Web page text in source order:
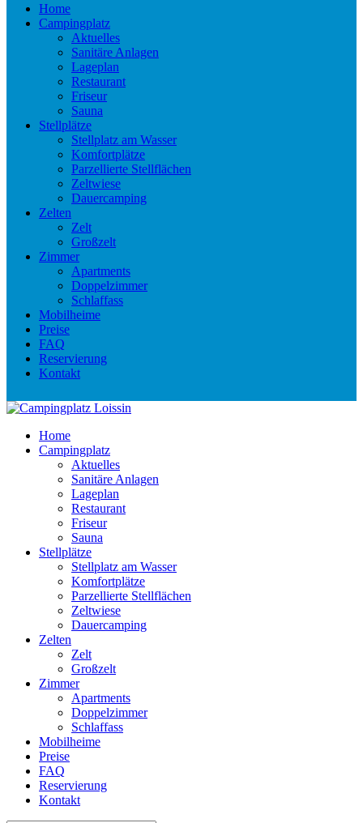
Home
Campingplatz
Aktuelles
Sanitäre Anlagen
Lageplan
Restaurant
Friseur
Sauna
Stellplätze
Stellplatz am Wasser
Komfortplätze
Parzellierte Stellflächen
Zeltwiese
Dauercamping
Zelten
Zelt
Großzelt
Zimmer
Apartments
Doppelzimmer
Schlaffass
Mobilheime
Preise
FAQ
Reservierung
Kontakt
Home
Campingplatz
Aktuelles
Sanitäre Anlagen
Lageplan
Restaurant
Friseur
Sauna
Stellplätze
Stellplatz am Wasser
Komfortplätze
Parzellierte Stellflächen
Zeltwiese
Dauercamping
Zelten
Zelt
Großzelt
Zimmer
Apartments
Doppelzimmer
Schlaffass
Mobilheime
Preise
FAQ
Reservierung
Kontakt